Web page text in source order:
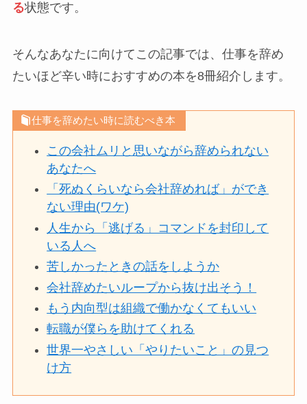
る状態です。
そんなあなたに向けてこの記事では、仕事を辞め
たいほど辛い時におすすめの本を8冊紹介します。
仕事を辞めたい時に読むべき本
この会社ムリと思いながら辞められない
あなたへ
「死ぬくらいなら会社辞めれば」ができ
ない理由(ワケ)
人生から「逃げる」コマンドを封印して
いる人へ
苦しかったときの話をしようか
会社辞めたいループから抜け出そう！
もう内向型は組織で働かなくてもいい
転職が僕らを助けてくれる
世界一やさしい「やりたいこと」の見つ
け方